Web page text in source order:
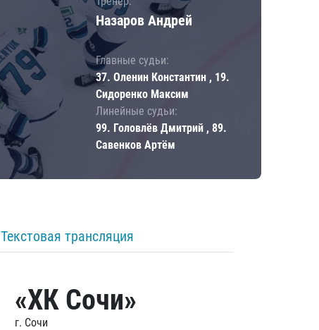
Назаров Андрей
Главные судьи:
37. Оленин Константин , 19.
Сидоренко Максим
Линейные судьи:
99. Головлёв Дмитрий , 89.
Савенков Артём
Текстовая трансляция
«ХК Сочи»
г. Сочи